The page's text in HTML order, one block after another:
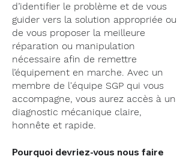
d’identifier le problème et de vous
guider vers la solution appropriée ou
de vous proposer la meilleure
réparation ou manipulation
nécessaire afin de remettre
l’équipement en marche. Avec un
membre de l'équipe SGP qui vous
accompagne, vous aurez accès à un
diagnostic mécanique claire,
honnête et rapide.
Pourquoi devriez-vous nous faire